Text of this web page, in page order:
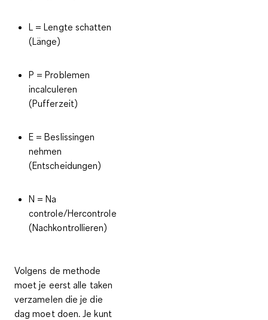
L = Lengte schatten
(Länge)
P = Problemen
incalculeren
(Pufferzeit)
E = Beslissingen
nehmen
(Entscheidungen)
N = Na
controle/Hercontrole
(Nachkontrollieren)
Volgens de methode
moet je eerst alle taken
verzamelen die je die
dag moet doen. Je kunt